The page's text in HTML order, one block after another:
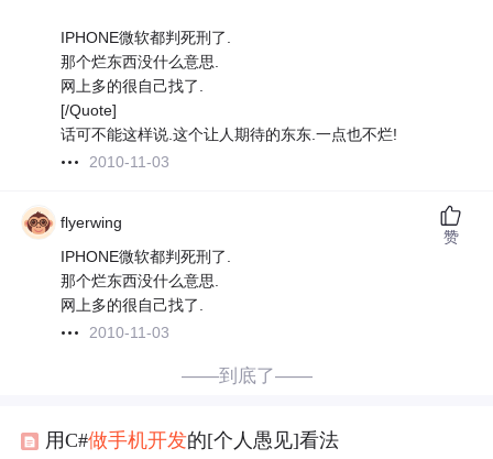
IPHONE微软都判死刑了.
那个烂东西没什么意思.
网上多的很自己找了.
[/Quote]
话可不能这样说.这个让人期待的东东.一点也不烂!
2010-11-03
flyerwing
IPHONE微软都判死刑了.
那个烂东西没什么意思.
网上多的很自己找了.
2010-11-03
赞
——到底了——
用C#做手机开发的[个人愚见]看法